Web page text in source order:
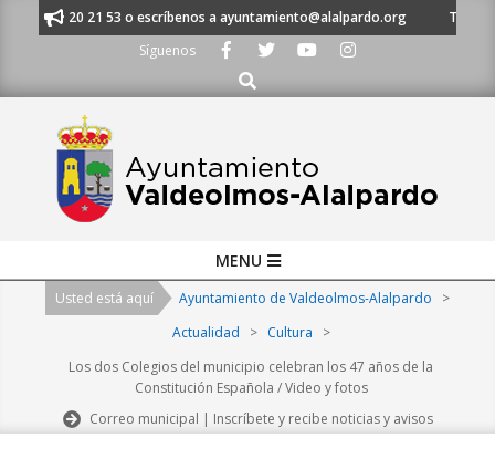
al 91 620 21 53 o escríbenos a ayuntamiento@alalpardo.org
TE
Síguenos
Buscar
Navigation
MENU
Usted está aquí Ayuntamiento de Valdeolmos-Alalpardo
>
Actualidad
> Cultura
>
Los dos Colegios del municipio celebran los 47 años de la
Constitución Española / Video y fotos
Correo municipal | Inscríbete y recibe noticias y avisos